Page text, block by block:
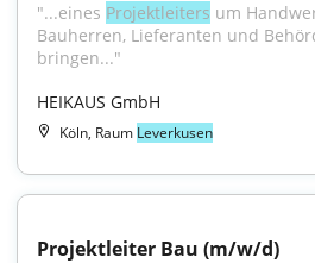
"...eines Projektleiters um
Bauherren, Lieferanten und
bringen..."
HEIKAUS GmbH
Köln, Raum Leverkusen
Projektleiter Bau (m/w/d)